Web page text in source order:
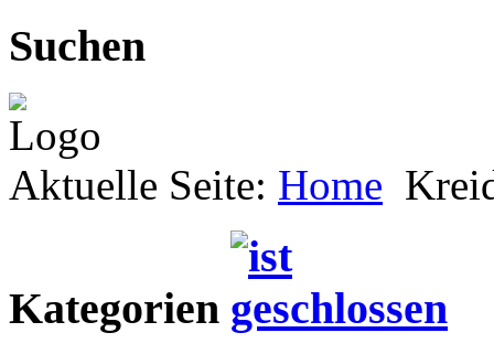
Suchen
Aktuelle Seite: Home
Kategorien